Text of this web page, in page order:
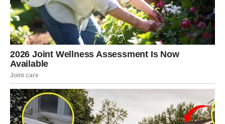
Djevice će konačno riješiti pitanje koje ih je dugo
opterećivalo. Nakon toga pred vama se otvara mnogo
mirniji period ispunjen većim optimizmom.
Ljubavni odnosi postaju stabilniji i iskreniji.